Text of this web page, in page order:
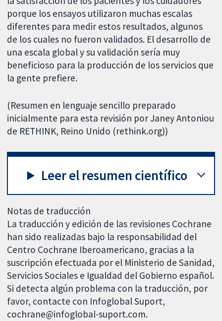
porque los ensayos utilizaron muchas escalas
diferentes para medir estos resultados, algunos
de los cuales no fueron validados. El desarrollo de
una escala global y su validación sería muy
beneficioso para la producción de los servicios que
la gente prefiere.
(Resumen en lenguaje sencillo preparado
inicialmente para esta revisión por Janey Antoniou
de RETHINK, Reino Unido (rethink.org))
Leer el resumen científico
Notas de traducción
La traducción y edición de las revisiones Cochrane
han sido realizadas bajo la responsabilidad del
Centro Cochrane Iberoamericano, gracias a la
suscripción efectuada por el Ministerio de Sanidad,
Servicios Sociales e Igualdad del Gobierno español.
Si detecta algún problema con la traducción, por
favor, contacte con Infoglobal Suport,
cochrane@infoglobal-suport.com.